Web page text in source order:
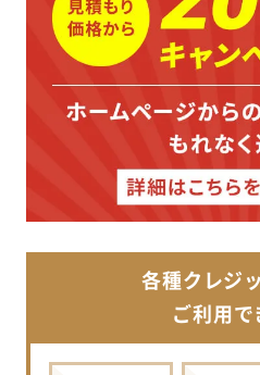
各種クレジ
ご利用で